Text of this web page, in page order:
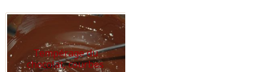
Tempérage du
chocolat, courbes